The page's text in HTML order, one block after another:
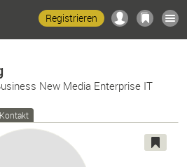
Registrieren
New Media Enterprise IT
Kontakt